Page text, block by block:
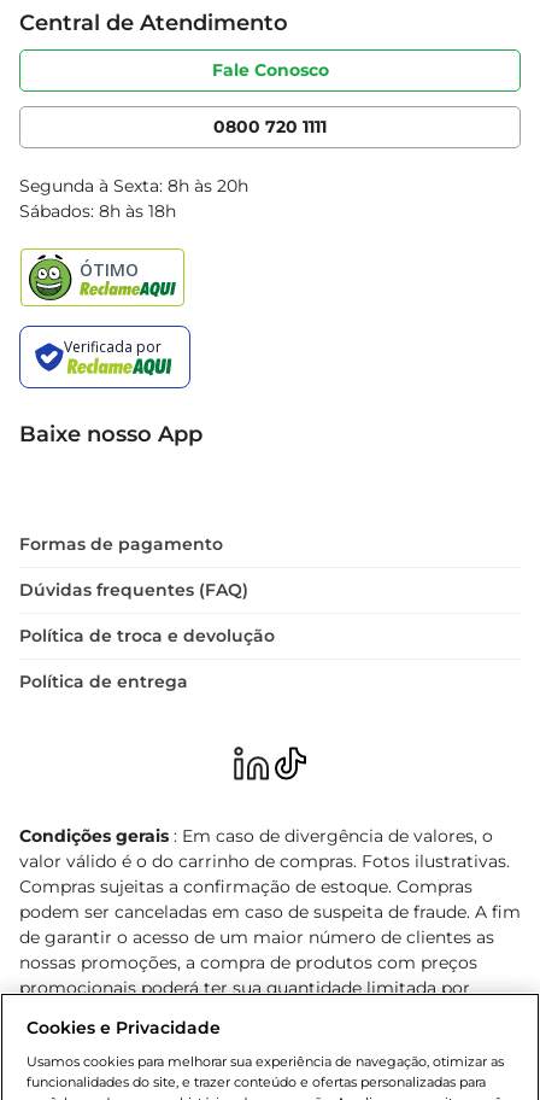
Sobre privacidade
Portal do fornecedor
Cencosud Media
Produtos Bretas
Código de ética
Serviços
Clube Bretas
Blog Bretas
Black Friday
Central de Atendimento
Fale Conosco
0800 720 1111
Segunda à Sexta: 8h às 20h
Sábados: 8h às 18h
Baixe nosso App
Formas de pagamento
Dúvidas frequentes (FAQ)
Política de troca e devolução
Política de entrega
Condições gerais : Em caso de divergência de valores, o
valor válido é o do carrinho de compras. Fotos ilustrativas.
Compras sujeitas a confirmação de estoque. Compras
podem ser canceladas em caso de suspeita de fraude. A fim
de garantir o acesso de um maior número de clientes as
nossas promoções, a compra de produtos com preços
promocionais poderá ter sua quantidade limitada por
o e-commerce e válidos durante o dia de hoje, podendo
sofrer alterações sem prévia notificação. Proibida a venda
de bebidas alcoólicas para menores de 18 anos, conforme
Cookies e Privacidade
Usamos cookies para melhorar sua experiência de navegação, otimizar as
funcionalidades do site, e trazer conteúdo e ofertas personalizadas para